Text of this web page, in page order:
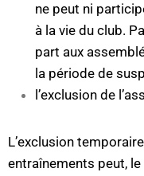
ne peut ni
à la vie du club.
part aux
la période de
l’exclusion de
L’exclusion
entraînements peut,